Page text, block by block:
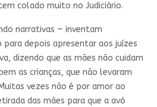
colado muito no Judiciário.
narrativas — inventam
depois apresentar aos juízes
dizendo que as mães não cuidam
as crianças, que não levaram
vezes não é por amor ao
das mães para que a avó